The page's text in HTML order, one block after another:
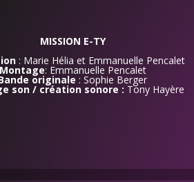
MISSION E-TY
: Marie Hélia et Emmanuelle Pencalet
Montage: Emmanuelle Pencalet
originale : Sophie Berger
son / création sonore : Tony Hayère